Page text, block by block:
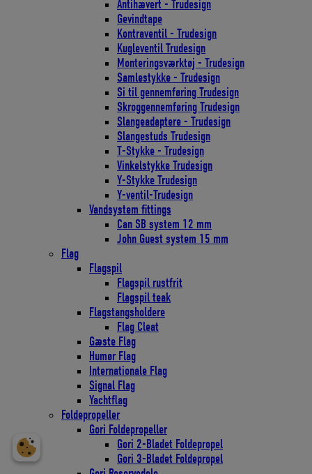
Antihævert - Trudesign
Gevindtape
Kontraventil - Trudesign
Kugleventil Trudesign
Monteringsværktøj - Trudesign
Samlestykke - Trudesign
Si til gennemføring Trudesign
Skroggennemføring Trudesign
Slangeadaptere - Trudesign
Slangestuds Trudesign
T-Stykke - Trudesign
Vinkelstykke Trudesign
Y-Stykke Trudesign
Y-ventil-Trudesign
Vandsystem fittings
Can SB system 12 mm
John Guest system 15 mm
Flag
Flagspil
Flagspil rustfrit
Flagspil teak
Flagstangsholdere
Flag Cleat
Gæste Flag
Humør Flag
Internationale Flag
Signal Flag
Yachtflag
Foldepropeller
Gori Foldepropeller
Gori 2-Bladet Foldepropel
Gori 3-Bladet Foldepropel